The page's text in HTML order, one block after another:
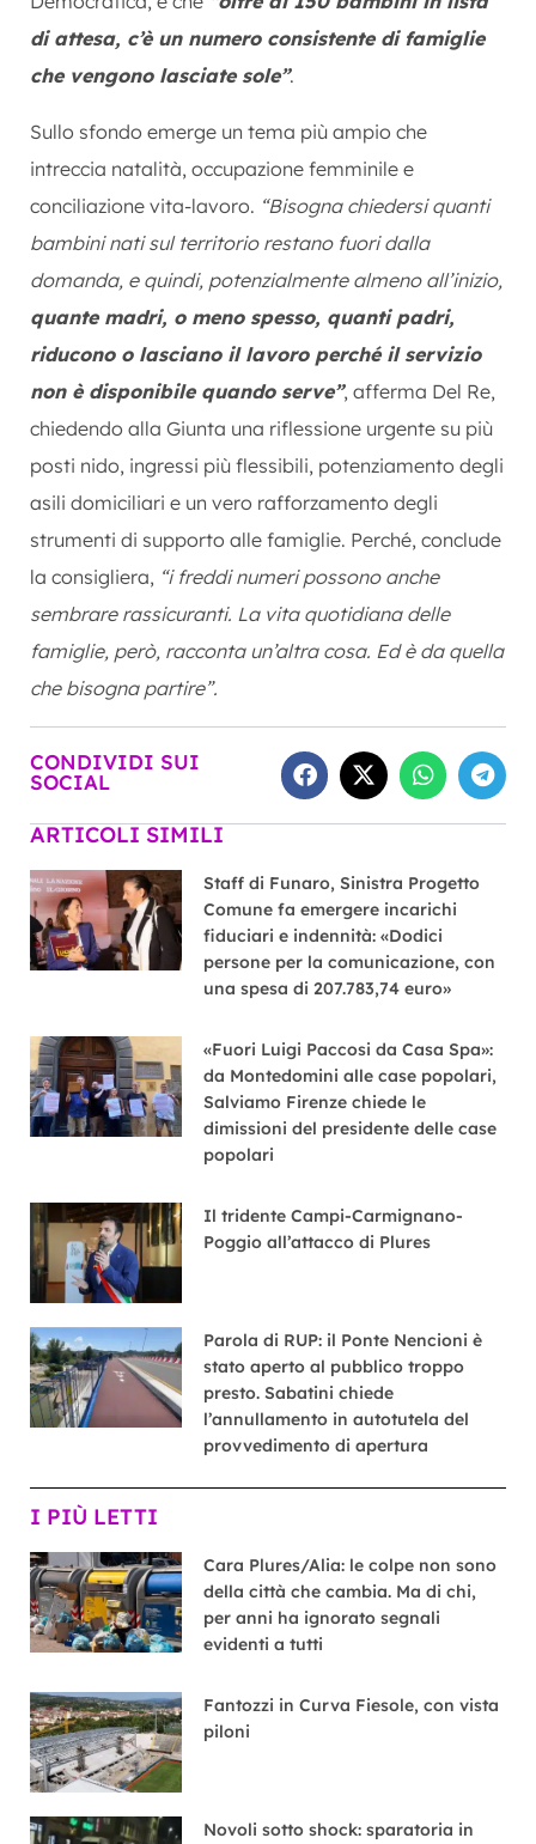
di attesa, c’è un numero consistente di famiglie
che vengono lasciate sole”.
Sullo sfondo emerge un tema più ampio che
intreccia natalità, occupazione femminile e
conciliazione vita-lavoro. “Bisogna chiedersi quanti
bambini nati sul territorio restano fuori dalla
domanda, e quindi, potenzialmente almeno all’inizio,
quante madri, o meno spesso, quanti padri,
riducono o lasciano il lavoro perché il servizio
non è disponibile quando serve”, afferma Del Re,
chiedendo alla Giunta una riflessione urgente su più
posti nido, ingressi più flessibili, potenziamento degli
asili domiciliari e un vero rafforzamento degli
strumenti di supporto alle famiglie. Perché, conclude
la consigliera, “i freddi numeri possono anche
sembrare rassicuranti. La vita quotidiana delle
famiglie, però, racconta un’altra cosa. Ed è da quella
che bisogna partire”.
CONDIVIDI SUI
SOCIAL
ARTICOLI SIMILI
Staff di Funaro, Sinistra Progetto
Comune fa emergere incarichi
fiduciari e indennità: «Dodici
persone per la comunicazione, con
una spesa di 207.783,74 euro»
«Fuori Luigi Paccosi da Casa Spa»:
da Montedomini alle case popolari,
Salviamo Firenze chiede le
dimissioni del presidente delle case
popolari
Il tridente Campi-Carmignano-
Poggio all’attacco di Plures
Parola di RUP: il Ponte Nencioni è
stato aperto al pubblico troppo
presto. Sabatini chiede
l’annullamento in autotutela del
provvedimento di apertura
I PIÙ LETTI
Cara Plures/Alia: le colpe non sono
della città che cambia. Ma di chi,
per anni ha ignorato segnali
evidenti a tutti
Fantozzi in Curva Fiesole, con vista
piloni
Novoli sotto shock: sparatoria in